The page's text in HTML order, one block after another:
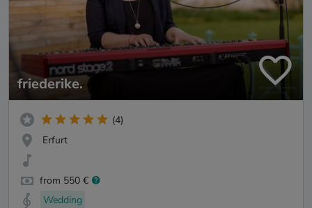
friederike.
(4)
Erfurt
from 550 €
Wedding